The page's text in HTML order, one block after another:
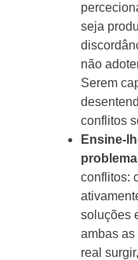
seja
não
Serem
conflitos
Ensine-
conflitos:
soluções
ambas as
real